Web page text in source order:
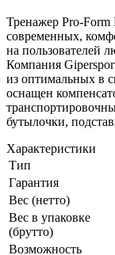
Тренажер Pro-Form
современных,
на пользователей
Компания
из оптимальных в
оснащен
бутылочки,
Характеристики
Тип
Гарантия
Вес (нетто)
Вес в упаковке
(брутто)
Возможность